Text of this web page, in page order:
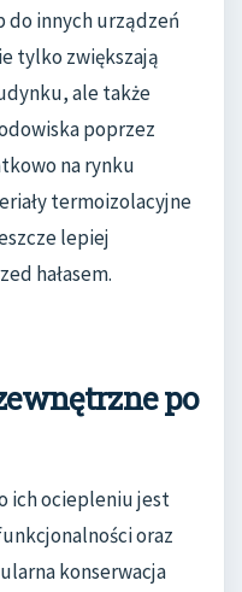
do innych urządzeń
tylko zwiększają
ale także
poprzez
na rynku
termoizolacyjne
lepiej
hałasem.
po
ich ociepleniu jest
oraz
konserwacja